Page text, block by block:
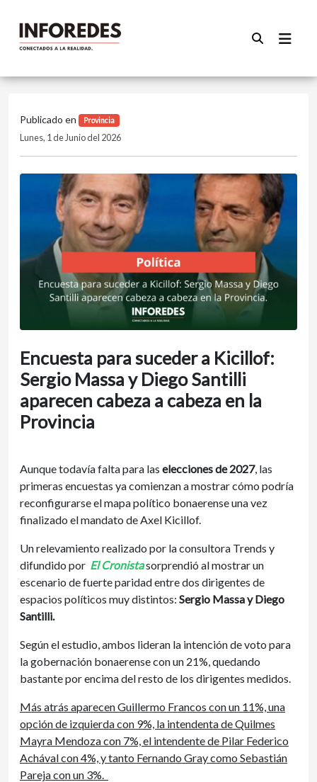
Publicado en Provincia
Lunes, 1 de Junio del 2026
Encuesta para suceder a Kicillof:
Sergio Massa y Diego Santilli
aparecen cabeza a cabeza en la
Provincia
Aunque todavía falta para las elecciones de 2027, las
primeras encuestas ya comienzan a mostrar cómo podría
reconfigurarse el mapa político bonaerense una vez
finalizado el mandato de Axel Kicillof.
Un relevamiento realizado por la consultora Trends y
difundido por El Cronistasorprendió al mostrar un
escenario de fuerte paridad entre dos dirigentes de
espacios políticos muy distintos: Sergio Massa y Diego
Santilli.
Según el estudio, ambos lideran la intención de voto para
la gobernación bonaerense con un 21%, quedando
bastante por encima del resto de los dirigentes medidos.
Más atrás aparecen Guillermo Francos con un 11%, una
opción de izquierda con 9%, la intendenta de Quilmes
Mayra Mendoza con 7%, el intendente de Pilar Federico
Achával con 4%, y tanto Fernando Gray como Sebastián
Pareja con un 3%.